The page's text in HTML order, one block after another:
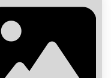
isolerande isolering helt
enkelt!